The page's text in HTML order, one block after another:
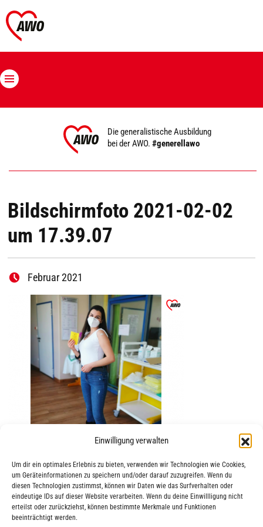
Einwilligung verwalten
Um dir ein optimales Erlebnis zu bieten, verwenden wir Technologien wie Cookies,
um Geräteinformationen zu speichern und/oder darauf zuzugreifen. Wenn du
diesen Technologien zustimmst, können wir Daten wie das Surfverhalten oder
eindeutige IDs auf dieser Website verarbeiten. Wenn du deine Einwillligung nicht
erteilst oder zurückziehst, können bestimmte Merkmale und Funktionen
beeinträchtigt werden.
Die generalistische Ausbildung
bei der AWO.#generellawo
Bildschirmfoto 2021-02-02
um 17.39.07
Februar 2021